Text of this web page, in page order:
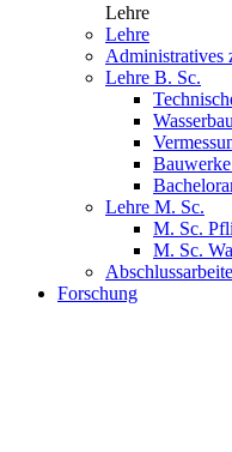
Lehre
Lehre
Administratives
Lehre B. Sc.
Lehre M. Sc.
M. Sc.
M. Sc.
Forschung